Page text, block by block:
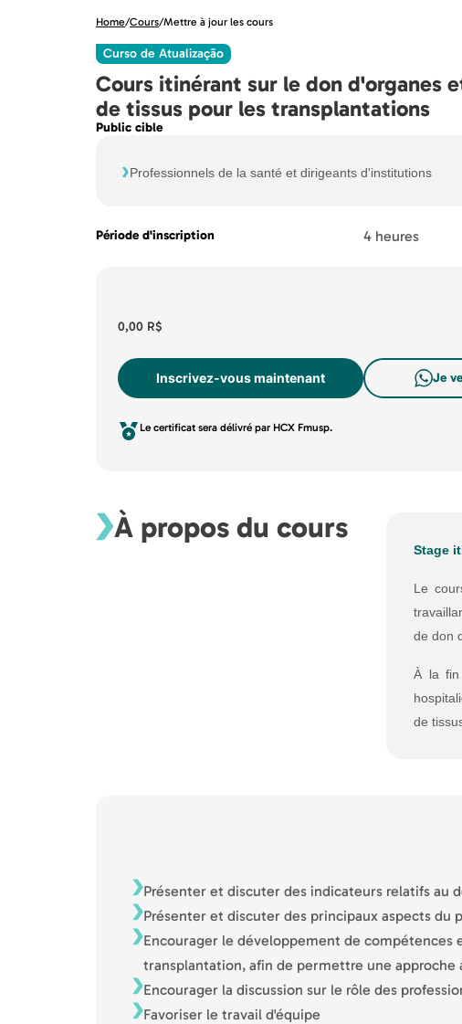
Home/Cours/Mettre à jour les cours
Curso de Atualização
Cours itinérant sur le don d'organes
de tissus pour les transplantations
Public cible
›Professionnels de la santé et dirigeants d'institutions
Période d'inscription 4 heures
0,00 R$
Inscrivez-vous maintenant Je
Le certificat sera délivré par HCX Fmusp.
À propos du cours
Stage
Le
de don
À la fin
de
Présenter et discuter des indicateurs relatifs au
Présenter et discuter des principaux aspects du
Encourager le développement de compétences
transplantation, afin de permettre une
Encourager la discussion sur le rôle des
Favoriser le travail d'équipe